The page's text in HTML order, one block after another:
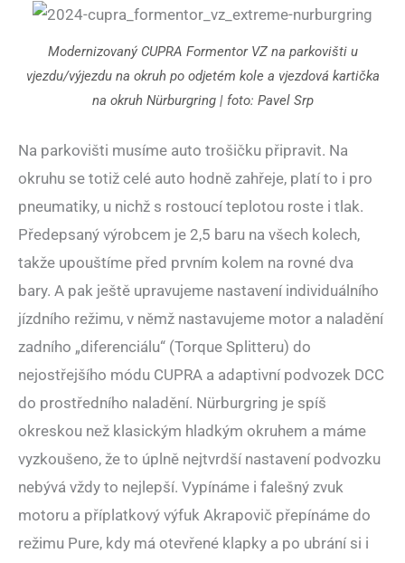
Modernizovaný CUPRA Formentor VZ na parkovišti u
vjezdu/výjezdu na okruh po odjetém kole a vjezdová kartička
na okruh Nürburgring | foto: Pavel Srp
Na parkovišti musíme auto trošičku připravit. Na
okruhu se totiž celé auto hodně zahřeje, platí to i pro
pneumatiky, u nichž s rostoucí teplotou roste i tlak.
Předepsaný výrobcem je 2,5 baru na všech kolech,
takže upouštíme před prvním kolem na rovné dva
bary. A pak ještě upravujeme nastavení individuálního
jízdního režimu, v němž nastavujeme motor a naladění
zadního „diferenciálu“ (Torque Splitteru) do
nejostřejšího módu CUPRA a adaptivní podvozek DCC
do prostředního naladění. Nürburgring je spíš
okreskou než klasickým hladkým okruhem a máme
vyzkoušeno, že to úplně nejtvrdší nastavení podvozku
nebývá vždy to nejlepší. Vypínáme i falešný zvuk
motoru a příplatkový výfuk Akrapovič přepínáme do
režimu Pure, kdy má otevřené klapky a po ubrání si i